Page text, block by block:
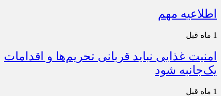
اطلاعیه مهم
1 ماه قبل
امنیت غذایی نباید قربانی تحریم‌ها و اقدامات
یک‌جانبه شود
1 ماه قبل